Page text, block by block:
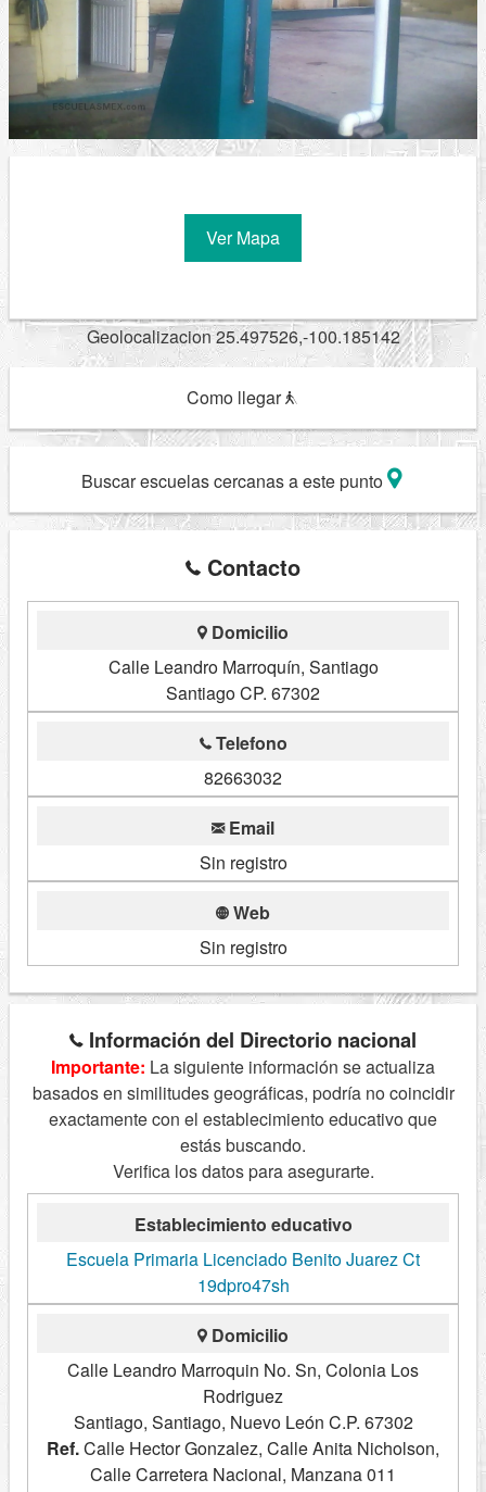
Ver Mapa
Geolocalizacion 25.497526,-100.185142
Como llegar
Buscar escuelas cercanas a este punto
Contacto
Domicilio
Calle Leandro Marroquín, Santiago
Santiago CP. 67302
Telefono
82663032
Email
Sin registro
Web
Sin registro
Información del Directorio nacional
Importante: La siguiente información se actualiza
basados en similitudes geográficas, podría no coincidir
exactamente con el establecimiento educativo que
estás buscando.
Verifica los datos para asegurarte.
Establecimiento educativo
Escuela Primaria Licenciado Benito Juarez Ct
19dpro47sh
Domicilio
Calle Leandro Marroquin No. Sn, Colonia Los
Rodriguez
Santiago, Santiago, Nuevo León C.P. 67302
Ref.Calle Hector Gonzalez, Calle Anita Nicholson,
Calle Carretera Nacional, Manzana 011